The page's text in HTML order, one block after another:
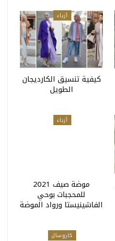
أزياء
كيفية تنسيق الكارديجان
الطويل
أزياء
موضة صيف 2021
للمحجبات بوحي
الفاشينيستا ورواد الموضة
كاروسال